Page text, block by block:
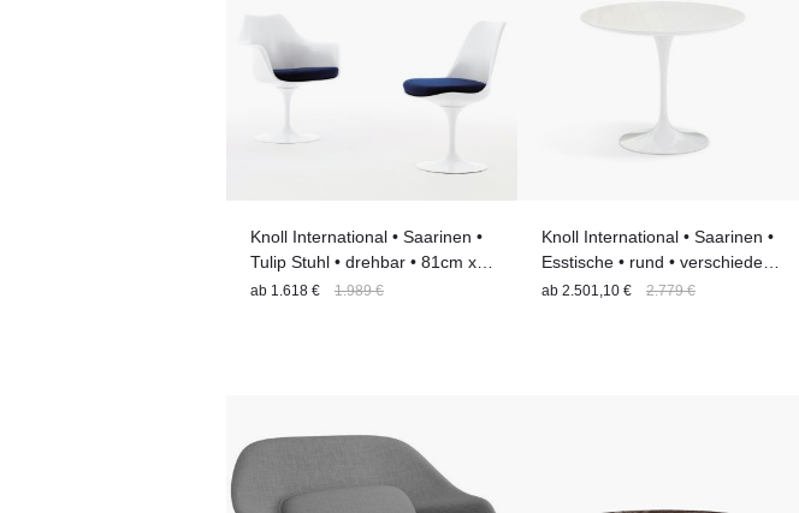
Knoll International • Saarinen •
Tulip Stuhl • drehbar • 81cm x
49cm x 53cm | 18% Rabatt
ab 1.618 € 1.989 €
Knoll International • Saarinen •
Esstische • rund • verschiedene
Größen
ab 2.501,10 € 2.779 €